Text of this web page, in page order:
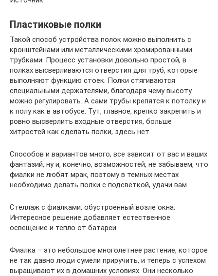
Пластиковые полки
Такой способ устройства полок можно выполнить с
кронштейнами или металлическими хромированными
трубками. Процесс установки довольно простой, в
полках высверливаются отверстия для труб, которые
выполняют функцию стоек. Полки стягиваются
специальными держателями, благодаря чему высоту
можно регулировать. А сами трубы крепятся к потолку и
к полу как в автобусе. Тут, главное, крепко закрепить и
ровно высверлить входные отверстия, больше
хитростей как сделать полки, здесь нет.
Способов и вариантов много, все зависит от вас и ваших
фантазий, ну и, конечно, возможностей, не забываем, что
фиалки не любят мрак, поэтому в темных местах
необходимо делать полки с подсветкой, удачи вам.
Стеллаж с фиалками, обустроенный возле окна.
Интересное решение добавляет естественное
освещение и тепло от батареи
Фиалка – это небольшое многолетнее растение, которое
не так давно люди сумели приручить, и теперь с успехом
выращивают их в домашних условиях. Они несколько